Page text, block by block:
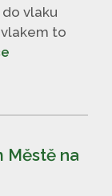
vlaku
to
Městě na